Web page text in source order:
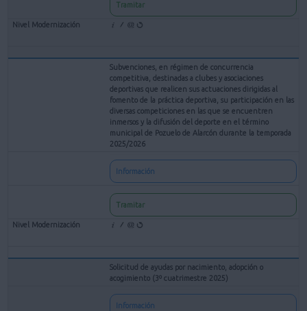
Tramitar
Subvenciones, en régimen de concurrencia
competitiva, destinadas a clubes y asociaciones
deportivas que realicen sus actuaciones dirigidas al
fomento de la práctica deportiva, su participación en las
diversas competiciones en las que se encuentren
inmersos y la difusión del deporte en el término
municipal de Pozuelo de Alarcón durante la temporada
2025/2026
Información
Tramitar
Solicitud de ayudas por nacimiento, adopción o
acogimiento (3º cuatrimestre 2025)
Información